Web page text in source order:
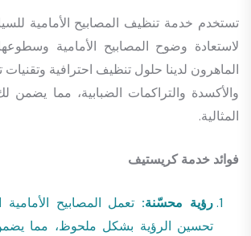
تستخدم خدمة تنظيف المصابيح الأمامية
لاستعادة وضوح المصابيح الأمامية
الماهرون لدينا حلول تنظيف احترافية وتقنيات
والأكسدة والتراكمات الضبابية، مما يضمن
المثالية.
فوائد خدمة كريستيف
رؤية محسّنة: تعمل المصابيح
تحسين الرؤية بشكل ملحوظ، مما